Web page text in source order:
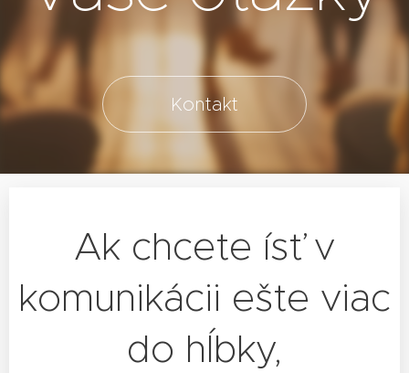
Kontakt
Ak chcete ísť v
komunikácii ešte viac
do hĺbky,